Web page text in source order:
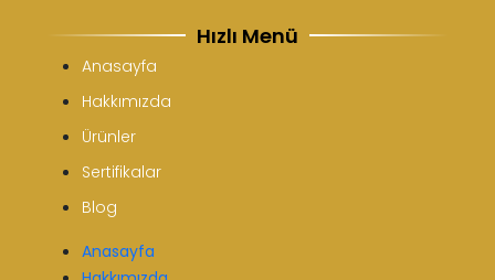
Hızlı Menü
Anasayfa
Hakkımızda
Ürünler
Sertifikalar
Blog
Anasayfa